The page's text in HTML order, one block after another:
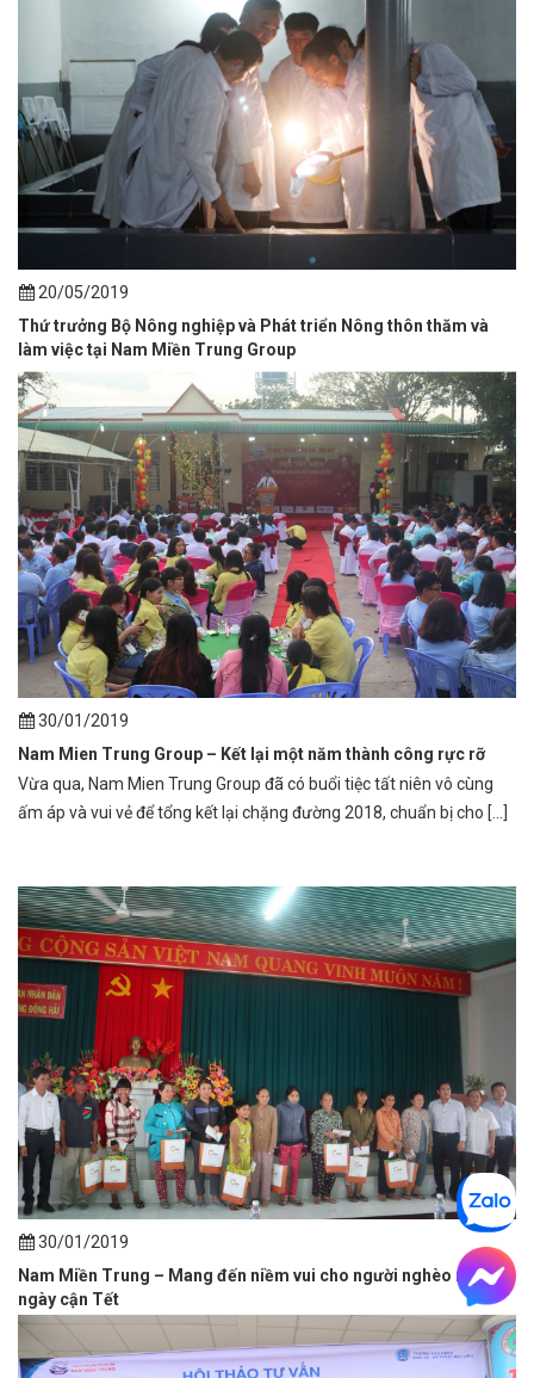
20/05/2019
Thứ trưởng Bộ Nông nghiệp và Phát triển Nông thôn thăm và
làm việc tại Nam Miền Trung Group
30/01/2019
Nam Mien Trung Group – Kết lại một năm thành công rực rỡ
Vừa qua, Nam Mien Trung Group đã có buổi tiệc tất niên vô cùng
ấm áp và vui vẻ để tổng kết lại chặng đường 2018, chuẩn bị cho [...]
30/01/2019
Nam Miền Trung – Mang đến niềm vui cho người nghèo những
ngày cận Tết